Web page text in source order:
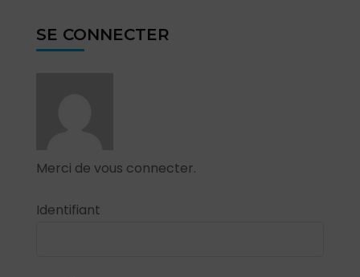
SE CONNECTER
Merci de vous connecter.
Identifiant